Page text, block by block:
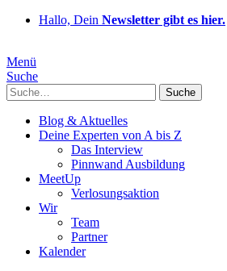
Hallo, Dein Newsletter gibt es hier.
Menü
Suche
Suche
Blog & Aktuelles
Deine Experten von A bis Z
Das Interview
Pinnwand Ausbildung
MeetUp
Verlosungsaktion
Wir
Team
Partner
Kalender